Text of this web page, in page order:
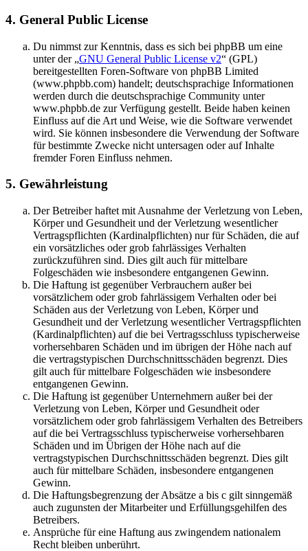
4. General Public License
Du nimmst zur Kenntnis, dass es sich bei phpBB um eine
unter der „GNU General Public License v2“ (GPL)
bereitgestellten Foren-Software von phpBB Limited
(www.phpbb.com) handelt; deutschsprachige Informationen
werden durch die deutschsprachige Community unter
www.phpbb.de zur Verfügung gestellt. Beide haben keinen
Einfluss auf die Art und Weise, wie die Software verwendet
wird. Sie können insbesondere die Verwendung der Software
für bestimmte Zwecke nicht untersagen oder auf Inhalte
fremder Foren Einfluss nehmen.
5. Gewährleistung
Der Betreiber haftet mit Ausnahme der Verletzung von Leben,
Körper und Gesundheit und der Verletzung wesentlicher
Vertragspflichten (Kardinalpflichten) nur für Schäden, die auf
ein vorsätzliches oder grob fahrlässiges Verhalten
zurückzuführen sind. Dies gilt auch für mittelbare
Folgeschäden wie insbesondere entgangenen Gewinn.
Die Haftung ist gegenüber Verbrauchern außer bei
vorsätzlichem oder grob fahrlässigem Verhalten oder bei
Schäden aus der Verletzung von Leben, Körper und
Gesundheit und der Verletzung wesentlicher Vertragspflichten
(Kardinalpflichten) auf die bei Vertragsschluss typischerweise
vorhersehbaren Schäden und im übrigen der Höhe nach auf
die vertragstypischen Durchschnittsschäden begrenzt. Dies
gilt auch für mittelbare Folgeschäden wie insbesondere
entgangenen Gewinn.
Die Haftung ist gegenüber Unternehmern außer bei der
Verletzung von Leben, Körper und Gesundheit oder
vorsätzlichem oder grob fahrlässigem Verhalten des Betreibers
auf die bei Vertragsschluss typischerweise vorhersehbaren
Schäden und im Übrigen der Höhe nach auf die
vertragstypischen Durchschnittsschäden begrenzt. Dies gilt
auch für mittelbare Schäden, insbesondere entgangenen
Gewinn.
Die Haftungsbegrenzung der Absätze a bis c gilt sinngemäß
auch zugunsten der Mitarbeiter und Erfüllungsgehilfen des
Betreibers.
Ansprüche für eine Haftung aus zwingendem nationalem
Recht bleiben unberührt.